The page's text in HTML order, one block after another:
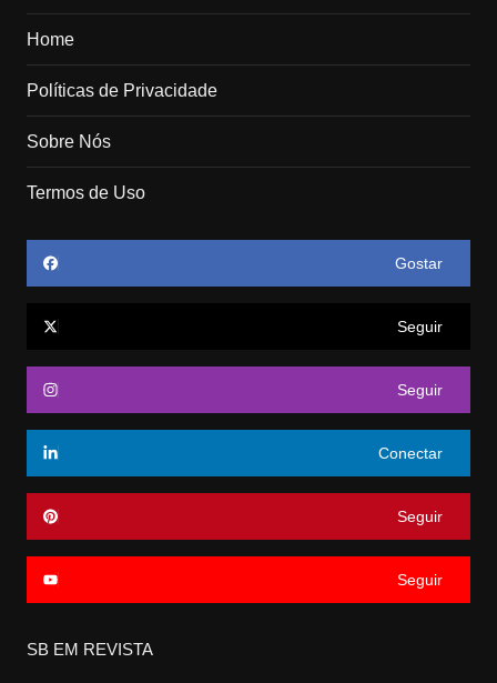
Home
Políticas de Privacidade
Sobre Nós
Termos de Uso
Gostar
Seguir
Seguir
Conectar
Seguir
Seguir
SB EM REVISTA